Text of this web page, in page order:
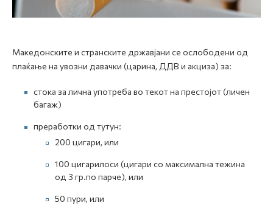
Mакедонските и странските државјани се ослободени од
плаќање на увозни давачки (царина, ДДВ и акциза) за:
стока за лична употреба во текот на престојот (личен
багаж)
преработки од тутун:
200 цигари, или
100 цигарилоси (цигари со максимална тежина
од 3 гр.по парче), или
50 пури, или